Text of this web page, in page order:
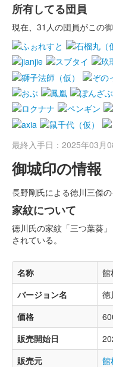
所有してる団員
現在、31人の団員がこの
最終入手日：2025年03月
御城印の情報
長野剛氏による徳川三傑
家紋について
徳川氏の家紋「三つ葉葵
されている。
名称
館
バージョン名
徳
価格
販売開始日
販売元
館